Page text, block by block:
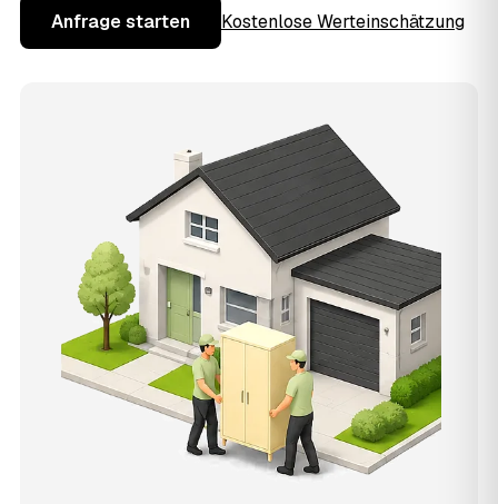
Anfrage starten Kostenlose Werteinschätzung